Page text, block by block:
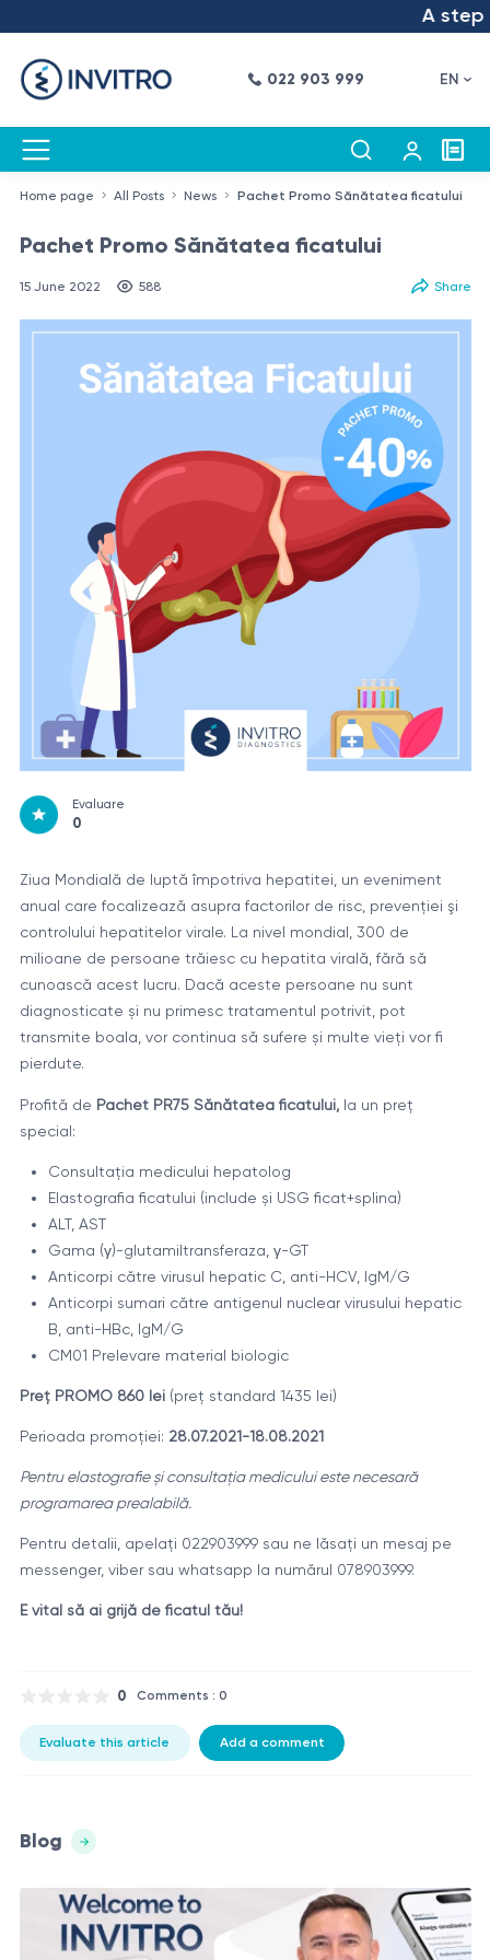
A step
022 903 999 EN
Home page All Posts News Pachet Promo Sănătatea ficatului
Pachet Promo Sănătatea ficatului
15 June 2022 588 Share
Evaluare
0
Ziua Mondială de luptă împotriva hepatitei, un eveniment
anual care focalizează asupra factorilor de risc, prevenţiei şi
controlului hepatitelor virale. La nivel mondial, 300 de
milioane de persoane trăiesc cu hepatita virală, fără să
cunoască acest lucru. Dacă aceste persoane nu sunt
diagnosticate și nu primesc tratamentul potrivit, pot
transmite boala, vor continua să sufere și multe vieți vor fi
pierdute.
Profită de Pachet PR75 Sănătatea ficatului,la un preț
special:
Consultația medicului hepatolog
Elastografia ficatului (include și USG ficat+splina)
ALT, AST
Gama (γ)-glutamiltransferaza, γ-GT
Anticorpi către virusul hepatic C, anti-HCV, IgM/G
Anticorpi sumari către antigenul nuclear virusului hepatic
B, anti-HBc, IgM/G
CM01 Prelevare material biologic
Preț PROMO 860 lei (preț standard 1435 lei)
Perioada promoției: 28.07.2021-18.08.2021
Pentru elastografie și consultația medicului este necesară
programarea prealabilă.
Pentru detalii, apelaţi 022903999 sau ne lăsaţi un mesaj pe
messenger, viber sau whatsapp la numărul 078903999.
E vital să ai grijă de ficatul tău!
0 Comments : 0
Evaluate this article Add a comment
Blog